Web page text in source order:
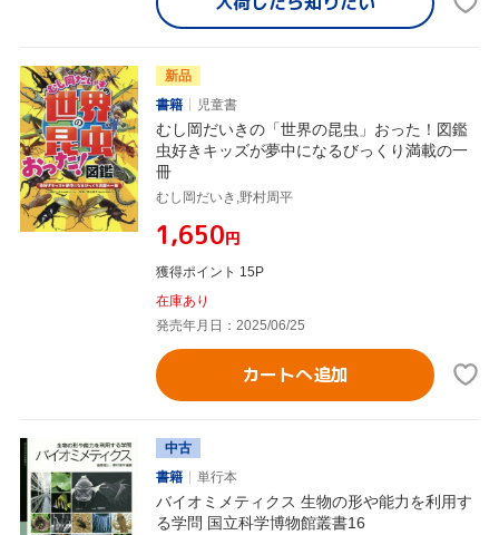
新品
書籍
児童書
むし岡だいきの「世界の昆虫」おった！図鑑
虫好きキッズが夢中になるびっくり満載の一
冊
むし岡だいき,野村周平
¥1,650円
獲得ポイント 15P
在庫あり
発売年月日：2025/06/25
カートへ追加
中古
書籍
単行本
バイオミメティクス 生物の形や能力を利用す
る学問 国立科学博物館叢書16